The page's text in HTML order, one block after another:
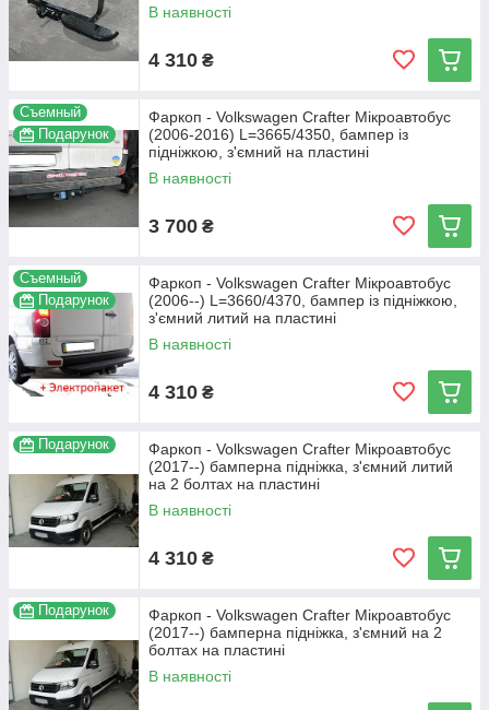
В наявності
4 310 ₴
Съемный
Подарунок
Фаркоп - Volkswagen Crafter Мікроавтобус
(2006-2016) L=3665/4350, бампер із
підніжкою, з'ємний на пластині
В наявності
3 700 ₴
Съемный
Подарунок
Фаркоп - Volkswagen Crafter Мікроавтобус
(2006--) L=3660/4370, бампер із підніжкою,
з'ємний литий на пластині
В наявності
4 310 ₴
Подарунок
Фаркоп - Volkswagen Crafter Мікроавтобус
(2017--) бамперна підніжка, з'ємний литий
на 2 болтах на пластині
В наявності
4 310 ₴
Подарунок
Фаркоп - Volkswagen Crafter Мікроавтобус
(2017--) бамперна підніжка, з'ємний на 2
болтах на пластині
В наявності